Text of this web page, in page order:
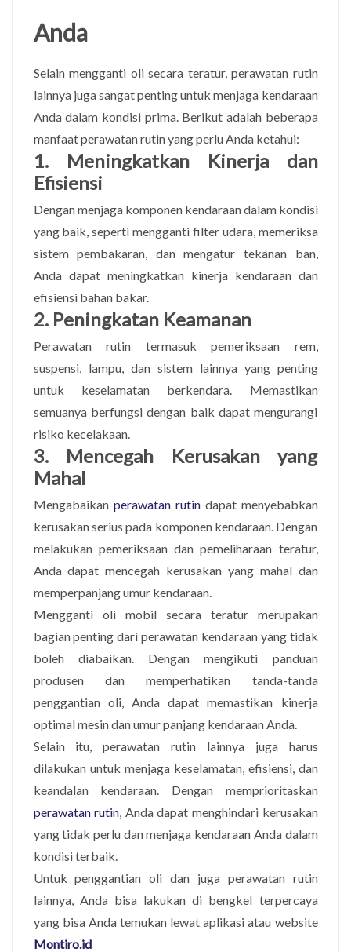
Anda
Selain mengganti oli secara teratur, perawatan rutin
lainnya juga sangat penting untuk menjaga kendaraan
Anda dalam kondisi prima. Berikut adalah beberapa
manfaat perawatan rutin yang perlu Anda ketahui:
1. Meningkatkan Kinerja dan
Efisiensi
Dengan menjaga komponen kendaraan dalam kondisi
yang baik, seperti mengganti filter udara, memeriksa
sistem pembakaran, dan mengatur tekanan ban,
Anda dapat meningkatkan kinerja kendaraan dan
efisiensi bahan bakar.
2. Peningkatan Keamanan
Perawatan rutin termasuk pemeriksaan rem,
suspensi, lampu, dan sistem lainnya yang penting
untuk keselamatan berkendara. Memastikan
semuanya berfungsi dengan baik dapat mengurangi
risiko kecelakaan.
3. Mencegah Kerusakan yang
Mahal
Mengabaikan perawatan rutindapat menyebabkan
kerusakan serius pada komponen kendaraan. Dengan
melakukan pemeriksaan dan pemeliharaan teratur,
Anda dapat mencegah kerusakan yang mahal dan
memperpanjang umur kendaraan.
Mengganti oli mobil secara teratur merupakan
bagian penting dari perawatan kendaraan yang tidak
boleh diabaikan. Dengan mengikuti panduan
produsen dan memperhatikan tanda-tanda
penggantian oli, Anda dapat memastikan kinerja
optimal mesin dan umur panjang kendaraan Anda.
Selain itu, perawatan rutin lainnya juga harus
dilakukan untuk menjaga keselamatan, efisiensi, dan
keandalan kendaraan. Dengan memprioritaskan
perawatan rutin, Anda dapat menghindari kerusakan
yang tidak perlu dan menjaga kendaraan Anda dalam
kondisi terbaik.
Untuk penggantian oli dan juga perawatan rutin
lainnya, Anda bisa lakukan di bengkel terpercaya
yang bisa Anda temukan lewat aplikasi atau website
Montiro.id